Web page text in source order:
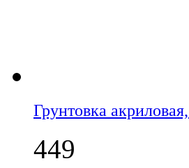
Грунтовка
449